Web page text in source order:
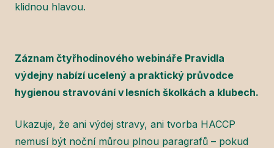
klidnou hlavou.
Záznam čtyřhodinového webináře Pravidla
výdejny nabízí ucelený a praktický průvodce
hygienou stravování v lesních školkách a klubech.
Ukazuje, že ani výdej stravy, ani tvorba HACCP
nemusí být noční můrou plnou paragrafů – pokud